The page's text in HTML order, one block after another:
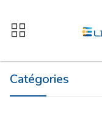
Catégories